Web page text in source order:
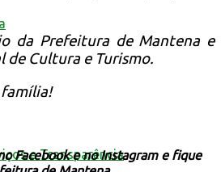
e Transparência
da Prefeitura de Mantena e
de Cultura e Turismo.
família!
Facebook e no Instagram e fique